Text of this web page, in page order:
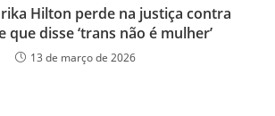
Hilton perde na justiça contra
que disse ‘trans não é mulher’
13 de março de 2026